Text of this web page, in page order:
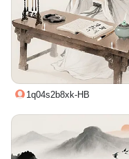
1q04s2b8xk-HB